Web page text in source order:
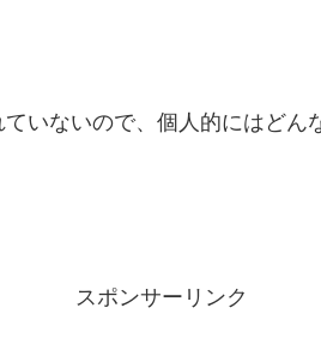
いないので、個人的にはどん
スポンサーリンク